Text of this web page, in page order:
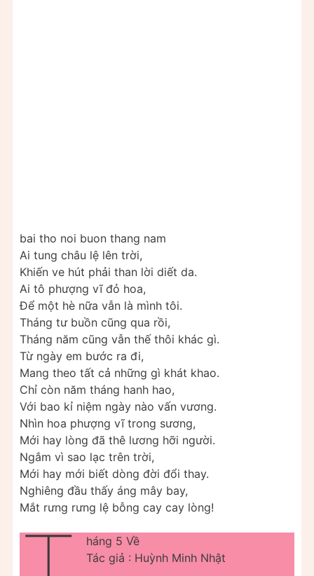
bai tho noi buon thang nam
Ai tung châu lệ lên trời,
Khiến ve hút phải than lời diết da.
Ai tô phượng vĩ đỏ hoa,
Để một hè nữa vẫn là mình tôi.
Tháng tư buồn cũng qua rồi,
Tháng năm cũng vẫn thế thôi khác gì.
Từ ngày em bước ra đi,
Mang theo tất cả những gì khát khao.
Chỉ còn năm tháng hanh hao,
Với bao kỉ niệm ngày nào vấn vương.
Nhìn hoa phượng vĩ trong sương,
Mới hay lòng đã thê lương hỡi người.
Ngắm vì sao lạc trên trời,
Mới hay mới biết dòng đời đổi thay.
Nghiêng đầu thấy áng mây bay,
Mắt rưng rưng lệ bỗng cay cay lòng!
háng 5 Về
Tác giả : Huỳnh Minh Nhật